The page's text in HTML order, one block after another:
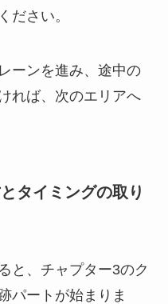
ださい。
ーンを進み、途中の
れば、次のエリアへ
タイミングの取り
と、チャプター3のク
パートが始まりま